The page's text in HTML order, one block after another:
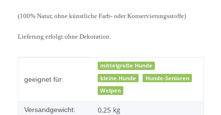
(100% Natur, ohne künstliche Farb- oder Konservierungsstoffe)
Lieferung erfolgt ohne Dekoration.
geeignet für:
mittelgroße Hunde
kleine Hunde
Hunde-Senioren
Welpen
Versandgewicht: 0,25 kg